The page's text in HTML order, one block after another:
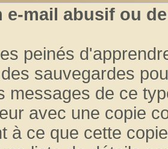
e-mail abusif ou
peinés
sauvegardes
messages de ce
avec une copie
à ce que cette